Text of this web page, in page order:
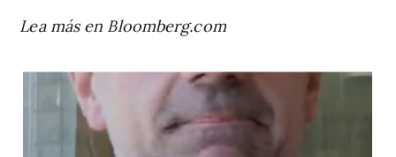
Lea más en Bloomberg.com